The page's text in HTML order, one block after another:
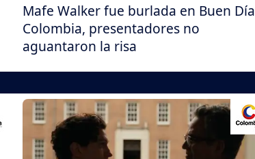
Mafe Walker fue burlada en Buen Día
Colombia, presentadores no
aguantaron la risa